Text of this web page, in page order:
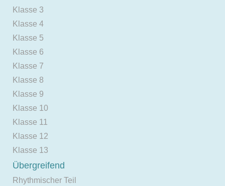
Klasse 3
Klasse 4
Klasse 5
Klasse 6
Klasse 7
Klasse 8
Klasse 9
Klasse 10
Klasse 11
Klasse 12
Klasse 13
Übergreifend
Rhythmischer Teil